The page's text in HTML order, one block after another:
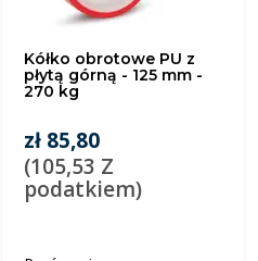
Kółko obrotowe PU z
płytą górną - 125 mm -
270 kg
zł 85,80
(105,53 Z
podatkiem)